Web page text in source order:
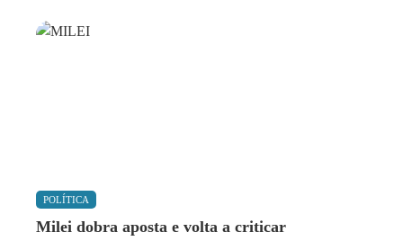
POLÍTICA
Milei dobra aposta e volta a criticar